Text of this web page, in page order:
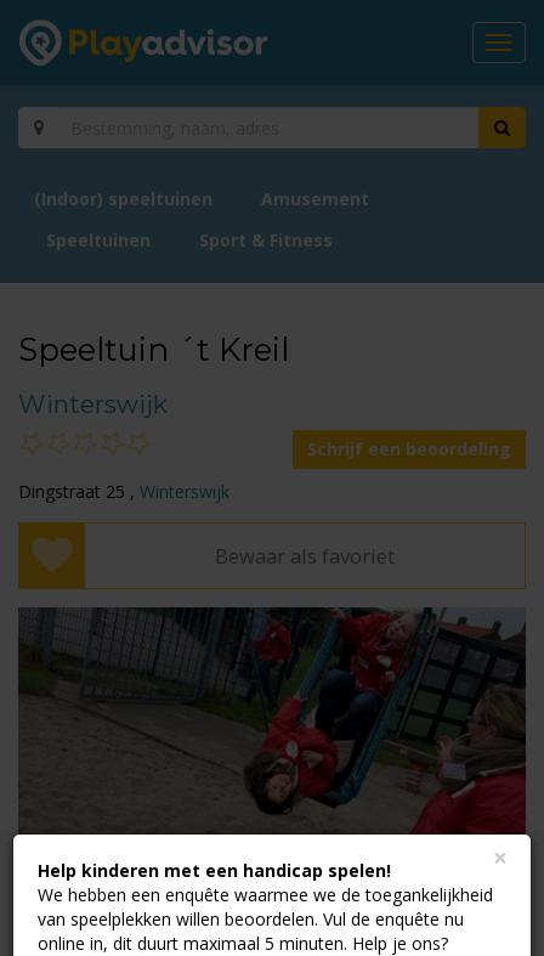
(Indoor) speeltuinen
Amusement
Speeltuinen
Sport & Fitness
Speeltuin ´t Kreil
Winterswijk
Schrijf een beoordeling
Dingstraat 25 , Winterswijk
Bewaar als favoriet
×
Help kinderen met een handicap spelen!
We hebben een enquête waarmee we de toegankelijkheid
van speelplekken willen beoordelen. Vul de enquête nu
online in, dit duurt maximaal 5 minuten. Help je ons?